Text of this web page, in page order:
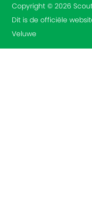
Copyright © 2026
Dit is de officiële
Veluwe